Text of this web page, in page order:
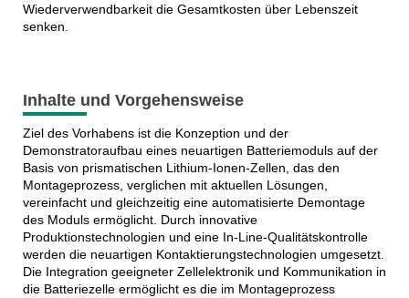
Wiederverwendbarkeit die Gesamtkosten über Lebenszeit
senken.
Inhalte und Vorgehensweise
Ziel des Vorhabens ist die Konzeption und der
Demonstratoraufbau eines neuartigen Batteriemoduls auf der
Basis von prismatischen Lithium-Ionen-Zellen, das den
Montageprozess, verglichen mit aktuellen Lösungen,
vereinfacht und gleichzeitig eine automatisierte Demontage
des Moduls ermöglicht. Durch innovative
Produktionstechnologien und eine In-Line-Qualitätskontrolle
werden die neuartigen Kontaktierungstechnologien umgesetzt.
Die Integration geeigneter Zellelektronik und Kommunikation in
die Batteriezelle ermöglicht es die im Montageprozess